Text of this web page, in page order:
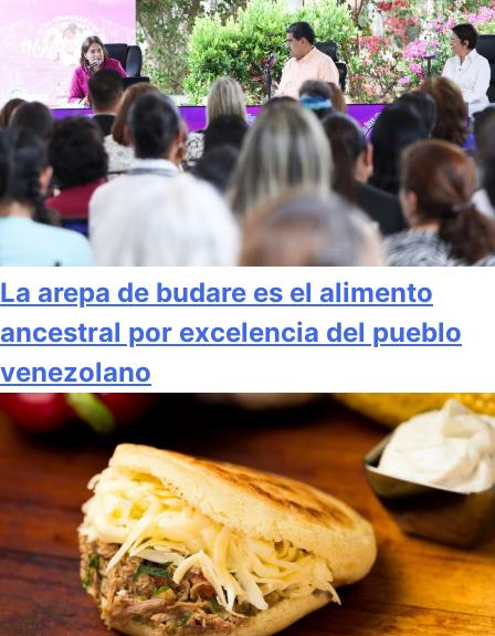
La arepa de budare es el alimento
ancestral por excelencia del pueblo
venezolano